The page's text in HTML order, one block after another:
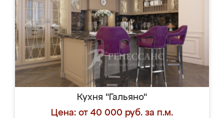
Кухня "Гальяно"
Цена: от 40 000 руб. за п.м.